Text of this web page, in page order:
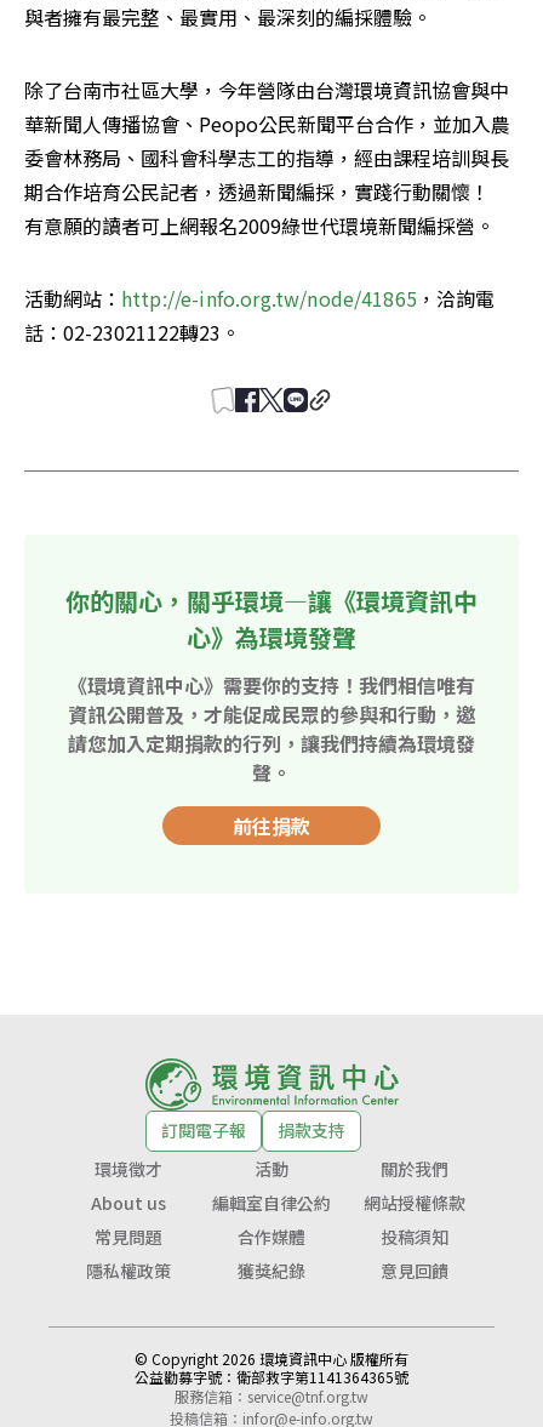
與者擁有最完整、最實用、最深刻的編採體驗。
除了台南市社區大學，今年營隊由台灣環境資訊協會與中
華新聞人傳播協會、Peopo公民新聞平台合作，並加入農
委會林務局、國科會科學志工的指導，經由課程培訓與長
期合作培育公民記者，透過新聞編採，實踐行動關懷！
有意願的讀者可上網報名2009綠世代環境新聞編採營。
活動網站： http://e-info.org.tw/node/41865 ，洽詢電
話：02-23021122轉23。
你的關心，關乎環境—讓《環境資訊中
心》為環境發聲
《環境資訊中心》需要你的支持！我們相信唯有
資訊公開普及，才能促成民眾的參與和行動，邀
請您加入定期捐款的行列，讓我們持續為環境發
聲。
前往捐款
訂閱電子報
捐款支持
環境徵才
活動
關於我們
About us
編輯室自律公約
網站授權條款
常見問題
合作媒體
投稿須知
隱私權政策
獲獎紀錄 意見回饋
© Copyright 2026 環境資訊中心 版權所有
公益勸募字號： 衛部救字第1141364365號
服務信箱： service@tnf.org.tw
投稿信箱： infor@e-info.org.tw